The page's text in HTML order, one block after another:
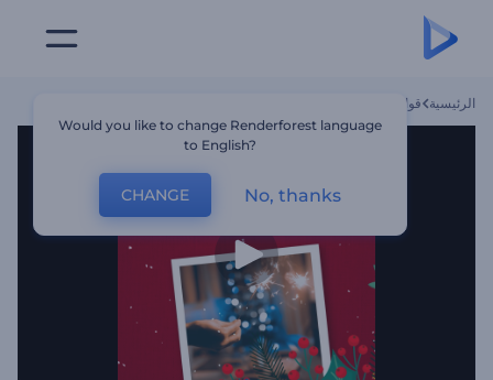
الرئيسية قوالب
Would you like to change Renderforest language
to English?
CHANGE No, thanks